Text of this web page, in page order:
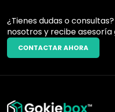
¿Tienes dudas o
nosotros y recibe asesoría
CONTACTAR AHORA